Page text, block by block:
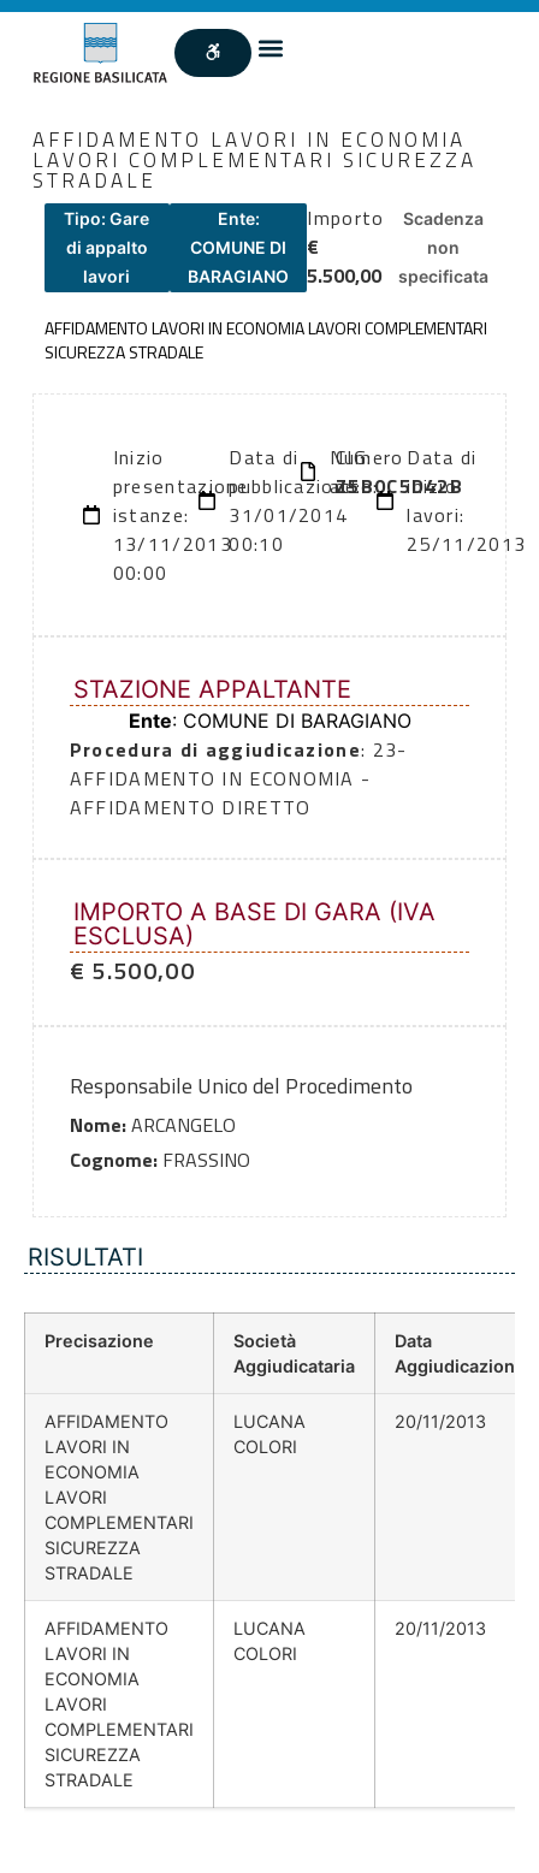
AFFIDAMENTO LAVORI IN ECONOMIA
LAVORI COMPLEMENTARI SICUREZZA
STRADALE
Tipo: Gare
di appalto
lavori
Ente:
COMUNE DI
BARAGIANO
Importo
€
5.500,00
Scadenza
non
specificata
AFFIDAMENTO LAVORI IN ECONOMIA LAVORI COMPLEMENTARI
SICUREZZA STRADALE
Inizio
presentazione
istanze:
13/11/2013
00:00
Data di
pubblicazione:
31/01/2014
00:10
Numero
atto:
CIG:
Z5B0C5D42B
Data di
inizio
lavori:
25/11/2013
STAZIONE APPALTANTE
Ente: COMUNE DI BARAGIANO
Procedura di aggiudicazione: 23-
AFFIDAMENTO IN ECONOMIA -
AFFIDAMENTO DIRETTO
IMPORTO A BASE DI GARA (IVA
ESCLUSA)
€ 5.500,00
Responsabile Unico del Procedimento
Nome:ARCANGELO
Cognome:FRASSINO
RISULTATI
Precisazione
Società
Aggiudicataria
Data
Aggiudicazione
AFFIDAMENTO
LAVORI IN
ECONOMIA
LAVORI
COMPLEMENTARI
SICUREZZA
STRADALE
LUCANA
COLORI
20/11/2013
AFFIDAMENTO
LAVORI IN
ECONOMIA
LAVORI
COMPLEMENTARI
SICUREZZA
STRADALE
LUCANA
COLORI
20/11/2013